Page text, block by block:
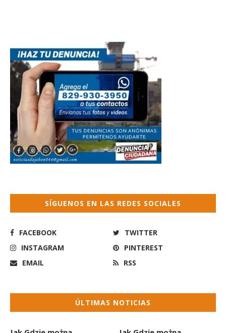
SÍGUENOS EN LAS REDES SOCIALES
FACEBOOK
TWITTER
INSTAGRAM
PINTEREST
EMAIL
RSS
ÚLTIMAS NOTICIAS